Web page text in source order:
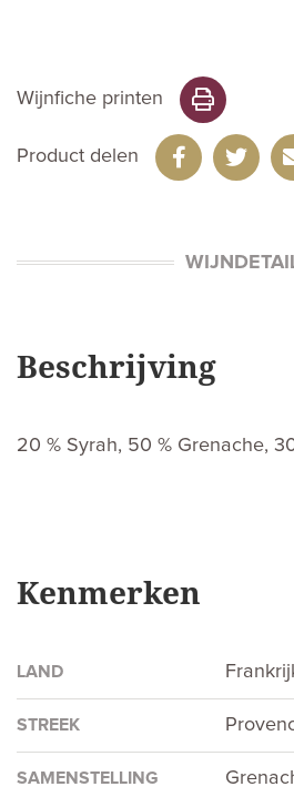
Wijnfiche printen
Product delen
Beschrijving
20 % Syrah, 50 % Grenache,
Kenmerken
LAND
STREEK
SAMENSTELLING